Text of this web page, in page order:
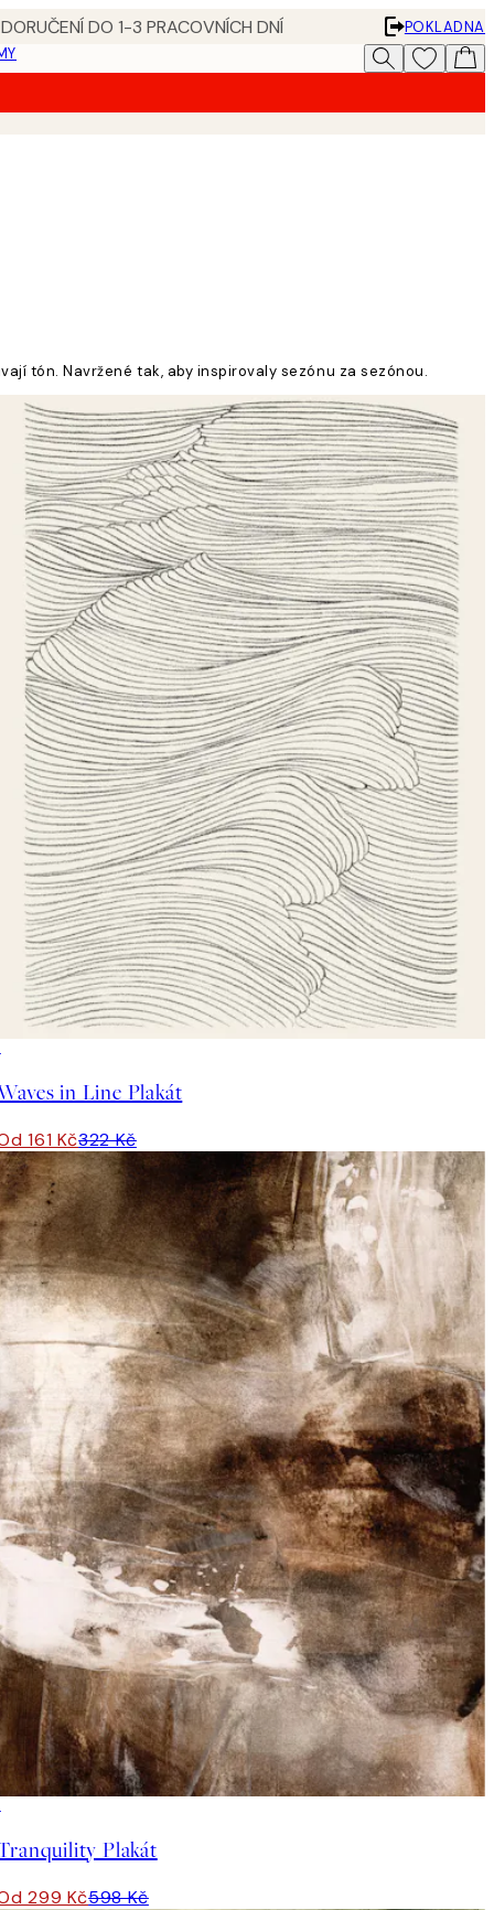
DO 1-3 PRACOVNÍCH DNÍ
POKLADNA
tón. Navržené tak, aby inspirovaly sezónu za sezónou.
in Line Plakát
161 Kč322 Kč
Plakát
299 Kč598 Kč